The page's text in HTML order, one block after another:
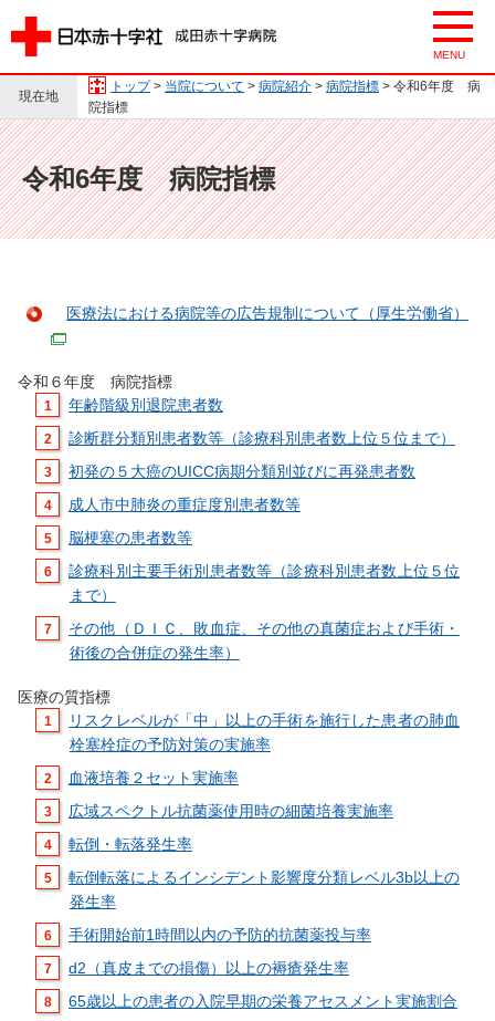
現在地
トップ> 当院について > 病院紹介 > 病院指標 > 令和6年度 病
院指標
令和6年度 病院指標
医療法における病院等の広告規制について（厚生労働省）
令和６年度 病院指標
年齢階級別退院患者数
診断群分類別患者数等（診療科別患者数上位５位まで）
初発の５大癌のUICC病期分類別並びに再発患者数
成人市中肺炎の重症度別患者数等
脳梗塞の患者数等
診療科別主要手術別患者数等（診療科別患者数上位５位
まで）
その他（ＤＩＣ、敗血症、その他の真菌症および手術・
術後の合併症の発生率）
医療の質指標
リスクレベルが「中」以上の手術を施行した患者の肺血
栓塞栓症の予防対策の実施率
血液培養２セット実施率
広域スペクトル抗菌薬使用時の細菌培養実施率
転倒・転落発生率
転倒転落によるインシデント影響度分類レベル3b以上の
発生率
手術開始前1時間以内の予防的抗菌薬投与率
d2（真皮までの損傷）以上の褥瘡発生率
65歳以上の患者の入院早期の栄養アセスメント実施割合